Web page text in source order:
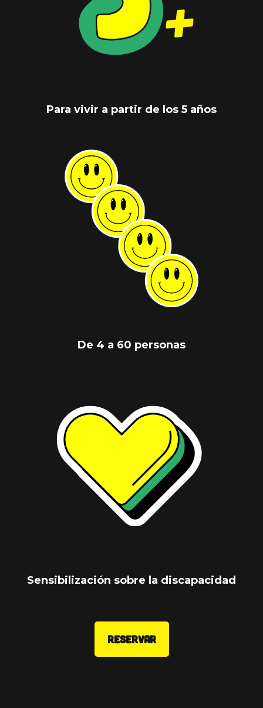
Para vivir a partir de los 5 años
De 4 a 60 personas
Sensibilización sobre la discapacidad
RESERVAR